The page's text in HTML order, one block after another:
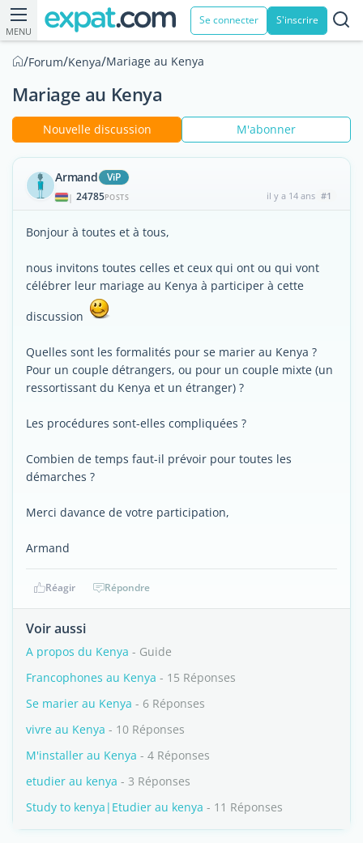
MENU
Se connecter S'inscrire
/Forum/Kenya/Mariage au Kenya
Mariage au Kenya
Nouvelle discussion M'abonner
Armand ViP
| 24785POSTS il y a 14 ans #1
Bonjour à toutes et à tous,
nous invitons toutes celles et ceux qui ont ou qui vont
célébrer leur mariage au Kenya à participer à cette
discussion
Quelles sont les formalités pour se marier au Kenya ?
Pour un couple détrangers, ou pour un couple mixte (un
ressortissant du Kenya et un étranger) ?
Les procédures sont-elles compliquées ?
Combien de temps faut-il prévoir pour toutes les
démarches ?
Merci davance de votre participation,
Armand
Réagir Répondre
Voir aussi
A propos du Kenya - Guide
Francophones au Kenya - 15 Réponses
Se marier au Kenya - 6 Réponses
vivre au Kenya - 10 Réponses
M'installer au Kenya - 4 Réponses
etudier au kenya - 3 Réponses
Study to kenya|Etudier au kenya - 11 Réponses